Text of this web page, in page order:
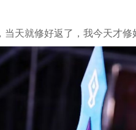
当天就修好返了，我今天才修